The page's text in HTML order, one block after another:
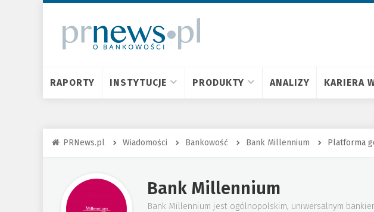
RAPORTY INSTYTUCJE PRODUKTY ANALIZY KARIERA
PRNews.pl Wiadomości Bankowość Bank Millennium Platforma
Bank Millennium
Bank Millennium jest ogólnopolskim, uniwersalnym